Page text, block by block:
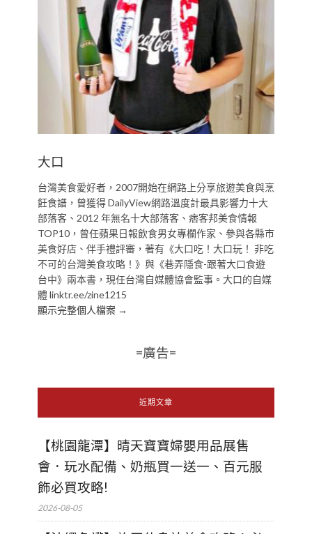
大口
台灣美食愛好者，2007開始在網路上分享旅遊美食與烹
飪食譜，曾獲得 DailyView網路溫度計最具影響力十大
部落客、2012 年無名十大部落客、痞客邦美食情報
TOP10，曾任蘋果日報飲食男女專欄作家、參與各縣市
美食好店、伴手禮評審，著有《大口吃！大口玩！ 非吃
不可的台灣美食攻略！》與《巷弄隱食-跟著大口食遊
台中》兩本書，現任台灣自媒體協會監事。大口的自媒
體 linktr.ee/zine1215
顯示完整個人檔案 →
=廣告=
近期文章
【桃園龍潭】晴天寶寶婦嬰用品展售
會．玩水配備、奶瓶買一送一、百元服
飾必買攻略!
2026-08-05